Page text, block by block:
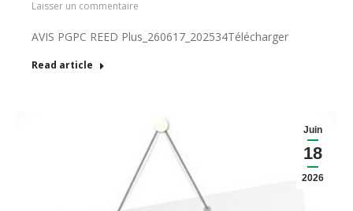
Laisser un commentaire
AVIS PGPC REED Plus_260617_202534Télécharger
Read article
Juin
18
2026